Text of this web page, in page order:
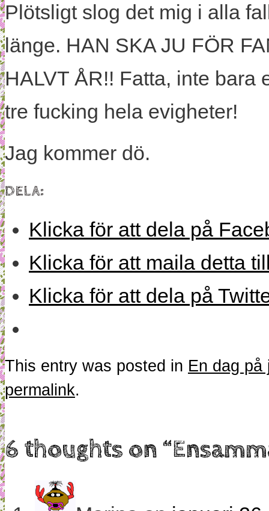
Plötsligt slog det mig i alla
länge. HAN SKA JU FÖR
HALVT ÅR!! Fatta, inte bara
tre fucking hela evigheter!
Jag kommer dö.
DELA:
Klicka för att dela på
Klicka för att maila detta
Klicka för att dela på
This entry was posted in En dag på
permalink.
6 thoughts on “